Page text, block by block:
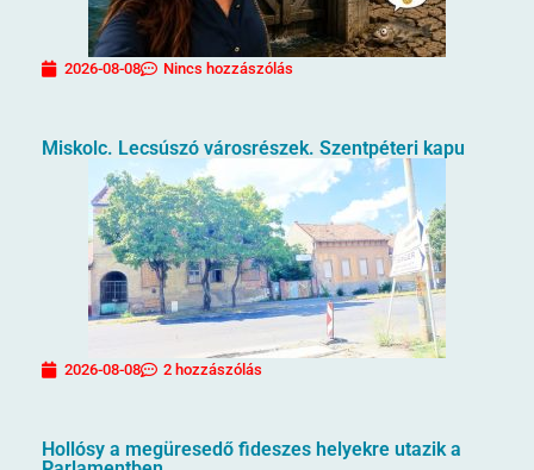
2026-08-08 Nincs hozzászólás
Miskolc. Lecsúszó városrészek. Szentpéteri kapu
2026-08-08 2 hozzászólás
Hollósy a megüresedő fideszes helyekre utazik a